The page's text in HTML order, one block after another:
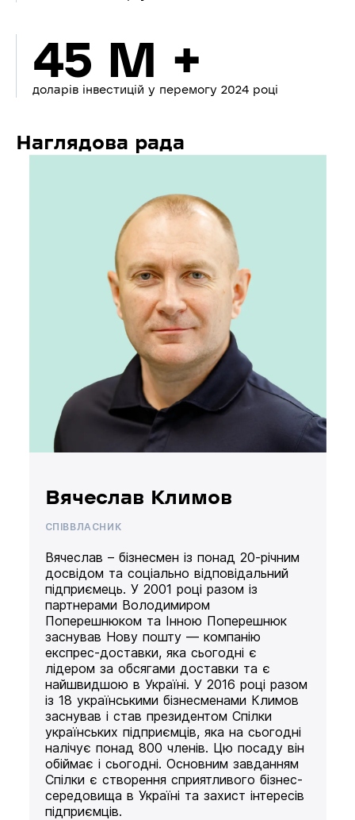
45 M +
доларів інвестицій у перемогу 2024 році
Наглядова рада
Вячеслав Климов
СПІВВЛАСНИК
Вячеслав – бізнесмен із понад 20-річним
досвідом та соціально відповідальний
підприємець. У 2001 році разом із
партнерами Володимиром
Поперешнюком та Інною Поперешнюк
заснував Нову пошту — компанію
експрес-доставки, яка сьогодні є
лідером за обсягами доставки та є
найшвидшою в Україні. У 2016 році разом
із 18 українськими бізнесменами Климов
заснував і став президентом Спілки
українських підприємців, яка на сьогодні
налічує понад 800 членів. Цю посаду він
обіймає і сьогодні. Основним завданням
Спілки є створення сприятливого бізнес-
середовища в Україні та захист інтересів
підприємців.